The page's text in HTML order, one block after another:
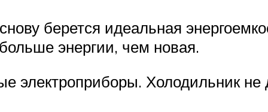
берется идеальная
энергии, чем новая.
электроприборы. Холодильник